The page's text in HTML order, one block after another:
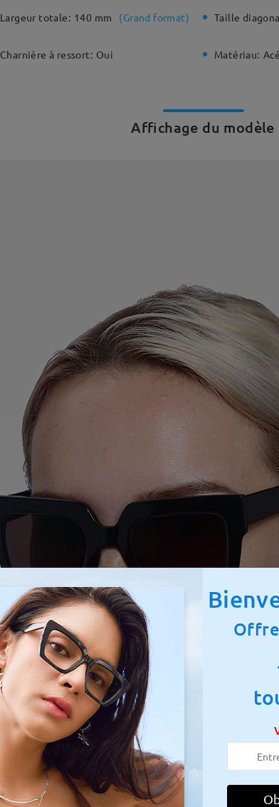
Largeur totale: 140 mm (Grand format) Taille
Charnière à ressort: Oui Matériau:
Affichage du modèle